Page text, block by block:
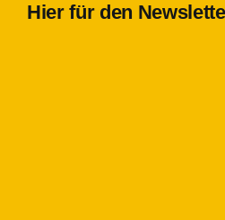
Hier für den